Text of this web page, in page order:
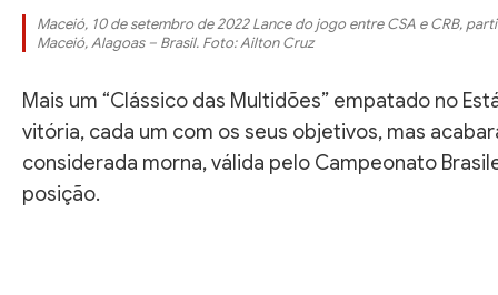
Maceió, 10 de setembro de 2022 Lance do jogo entre CSA e CRB,
Maceió, Alagoas – Brasil. Foto: Ailton Cruz
Mais um “Clássico das Multidões” empatado no
vitória, cada um com os seus objetivos, mas
considerada morna, válida pelo Campeonato
posição.